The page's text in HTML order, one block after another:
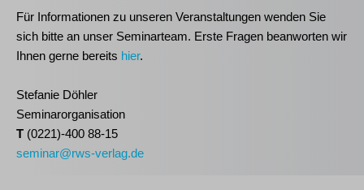
Für Informationen zu unseren Veranstaltungen wenden Sie
sich bitte an unser Seminarteam. Erste Fragen beanworten wir
Ihnen gerne bereits hier.
Stefanie Döhler
Seminarorganisation
T (0221)-400 88-15
seminar@rws-verlag.de